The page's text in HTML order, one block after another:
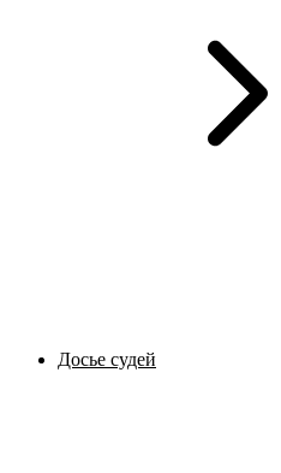
Досье судей